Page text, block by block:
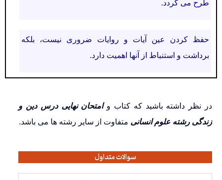
طرح می گردد.
حفظ کردن عین آیات و روایات ضروری نیست، بلکه
برداشت و استنباط از آنها اهمیت دارد.
در نظر داشته باشید که کتاب وامتحان نهایی درس دین و
زندگی رشته علوم انسانی متفاوت از سایر رشته ها می باشد.
سوالات متداول